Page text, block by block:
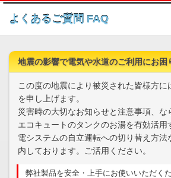
このページの本文へ
よくあるご質問 FAQ
地震の影響で電気や水道のご利用にお困
この度の地震により被災された皆様方に
を申し上げます。
災害時の大切なお知らせと注意事項、な
エコキュートのタンクのお湯を有効活用
電システムの自立運転への切り替え方法
内しております。ご活用ください。
弊社製品を安全・上手にお使いいただく